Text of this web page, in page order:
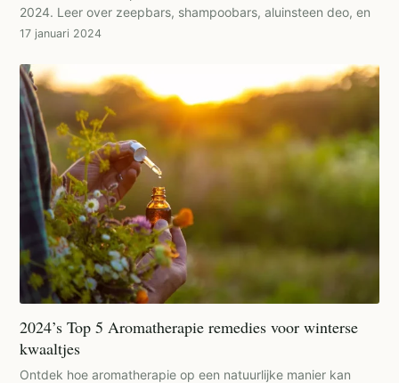
2024. Leer over zeepbars, shampoobars, aluinsteen deo, en
17 januari 2024
2024’s Top 5 Aromatherapie remedies voor winterse
kwaaltjes
Ontdek hoe aromatherapie op een natuurlijke manier kan